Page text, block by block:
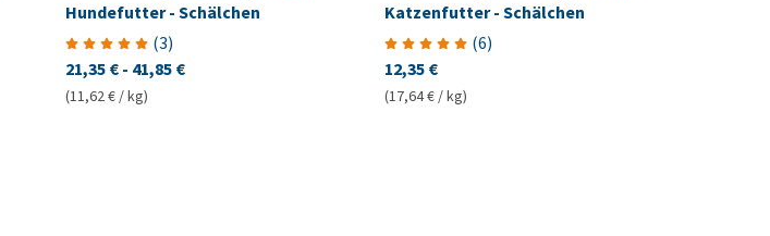
Hundefutter - Schälchen
(3)
21,35 € - 41,85 €
(11,62 € / kg)
Katzenfutter - Schälchen
(6)
12,35 €
(17,64 € / kg)